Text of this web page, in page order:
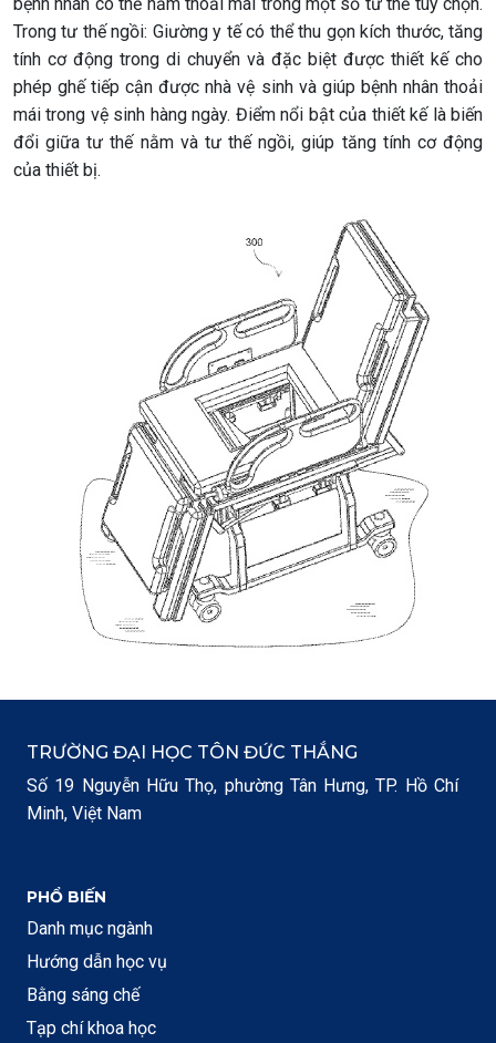
Trong tư thế ngồi: Giường y tế có thể thu gọn kích thước, tăng
tính cơ động trong di chuyển và đặc biệt được thiết kế cho
phép ghế tiếp cận được nhà vệ sinh và giúp bệnh nhân thoải
mái trong vệ sinh hàng ngày. Điểm nổi bật của thiết kế là biến
đổi giữa tư thế nằm và tư thế ngồi, giúp tăng tính cơ động
của thiết bị.
TRƯỜNG ĐẠI HỌC TÔN ĐỨC THẮNG
Số 19 Nguyễn Hữu Thọ, phường Tân Hưng, TP. Hồ Chí
Minh, Việt Nam
PHỔ BIẾN
Danh mục ngành
Hướng dẫn học vụ
Bằng sáng chế
Tạp chí khoa học